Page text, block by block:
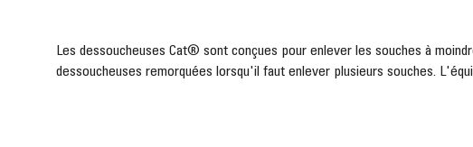
Les dessoucheuses Cat® sont conçues pour enlever les souches à
dessoucheuses remorquées lorsqu'il faut enlever plusieurs souches.